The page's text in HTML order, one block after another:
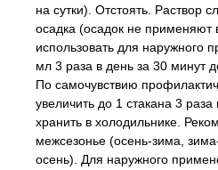
на сутки). Отстоять. Раствор
осадка (осадок не применяют
использовать для наружного
мл 3 раза в день за 30 минут
По самочувствию
увеличить до 1 стакана 3
хранить в холодильнике.
межсезонье (осень-зима,
осень). Для наружного